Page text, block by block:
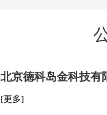
北京德科岛金科技有
[更多]